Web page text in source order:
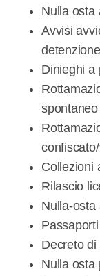
Nulla osta
Avvisi
Dinieghi a
spontaneo
Collezioni
Rilascio
Nulla-osta
Decreto di
Nulla osta